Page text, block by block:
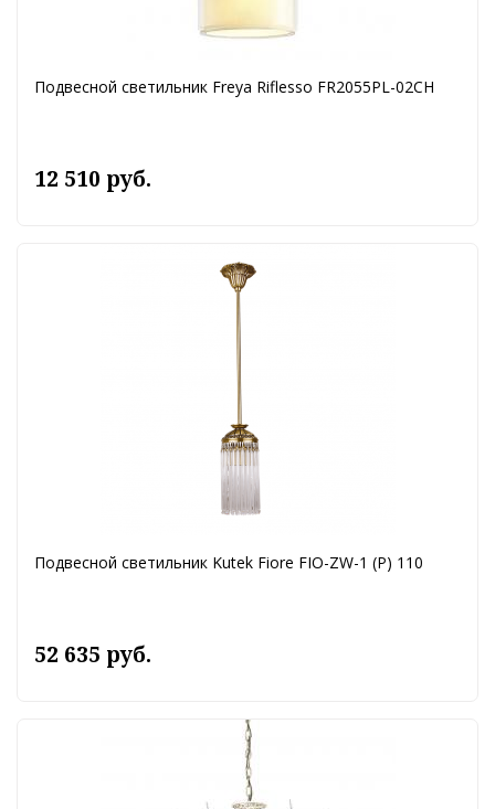
Подвесной светильник Freya Riflesso FR2055PL-02CH
12 510 руб.
Подвесной светильник Kutek Fiore FIO-ZW-1 (P) 110
52 635 руб.